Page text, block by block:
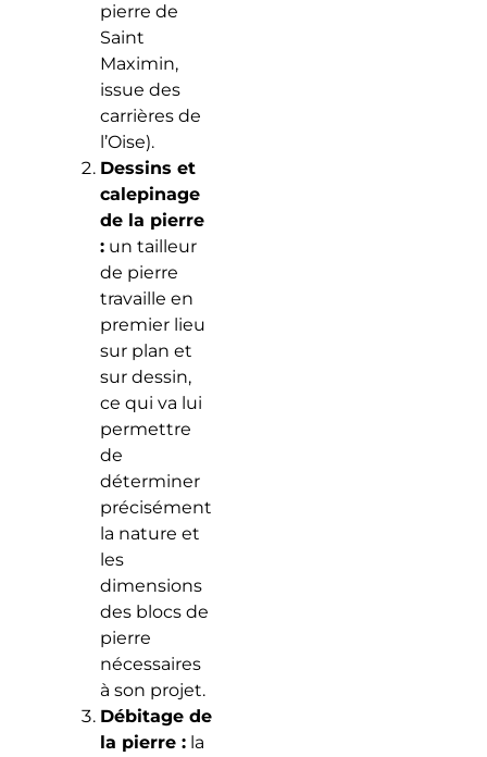
pierre de
Saint
Maximin,
issue des
carrières de
l’Oise).
Dessins et
calepinage
de la pierre
:un tailleur
de pierre
travaille en
premier lieu
sur plan et
sur dessin,
ce qui va lui
permettre
de
déterminer
précisément
la nature et
les
dimensions
des blocs de
pierre
nécessaires
à son projet.
Débitage de
la pierre :la